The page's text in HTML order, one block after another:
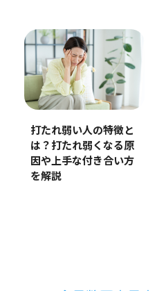
打たれ弱い人の特徴と
は？打たれ弱くなる原
因や上手な付き合い方
を解説